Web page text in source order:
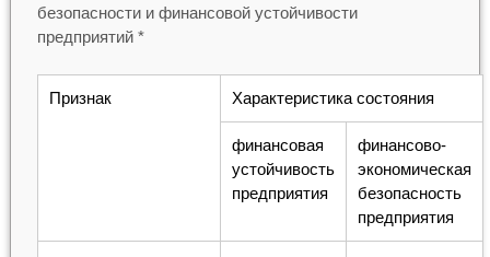
безопасности и финансовой устойчивости
предприятий *
Признак Характеристика состояния
финансовая
устойчивость
предприятия
финансово-
экономическая
безопасность
предприятия